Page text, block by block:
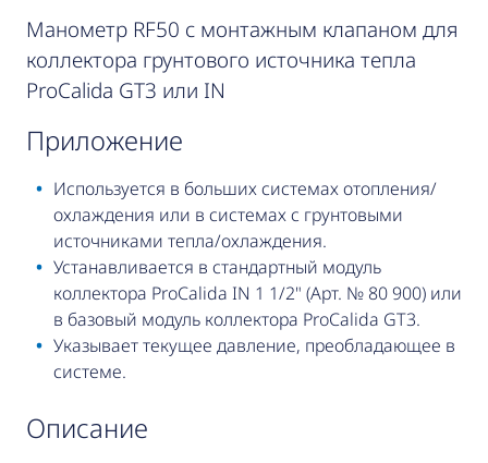
Манометр RF50 с монтажным клапаном для
коллектора грунтового источника тепла
ProCalida GT3 или IN
приложение
Используется в больших системах отопления/
охлаждения или в системах с грунтовыми
источниками тепла/охлаждения.
Устанавливается в стандартный модуль
коллектора ProCalida IN 1 1/2" (Арт. № 80 900) или
в базовый модуль коллектора ProCalida GT3.
Указывает текущее давление, преобладающее в
системе.
описание